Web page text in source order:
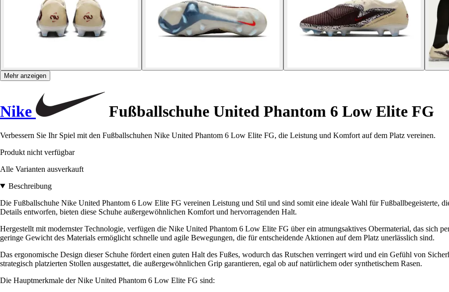
Mehr anzeigen
Nike Fußballschuhe United Phantom 6 Low Elite FG
Verbessern Sie Ihr Spiel mit den Fußballschuhen Nike United Phantom 6 Low Elite FG, die Leistung und Komfort auf dem Platz vereinen.
Produkt nicht verfügbar
Alle Varianten ausverkauft
Beschreibung
Die Fußballschuhe Nike United Phantom 6 Low Elite FG vereinen Leistung und Stil und sind somit eine ideale Wahl für Fußballbegeisterte,
Details entworfen, bieten diese Schuhe außergewöhnlichen Komfort und hervorragenden Halt.
Hergestellt mit modernster Technologie, verfügen die Nike United Phantom 6 Low Elite FG über ein atmungsaktives Obermaterial, das sich
geringe Gewicht des Materials ermöglicht schnelle und agile Bewegungen, die für entscheidende Aktionen auf dem Platz unerlässlich sind.
Das ergonomische Design dieser Schuhe fördert einen guten Halt des Fußes, wodurch das Rutschen verringert wird und ein Gefühl von
strategisch platzierten Stollen ausgestattet, die außergewöhnlichen Grip garantieren, egal ob auf natürlichem oder synthetischem Rasen.
Die Hauptmerkmale der Nike United Phantom 6 Low Elite FG sind: